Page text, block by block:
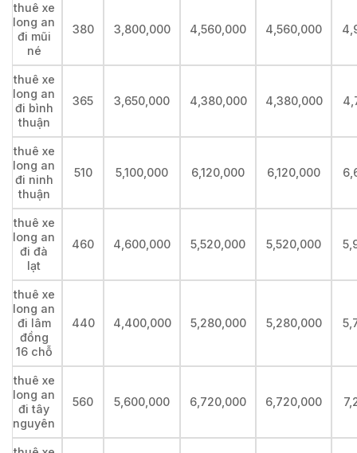
thuê xe
long an
đi mũi
né
380 3,800,000 4,560,000 4,560,000
thuê xe
long an
đi bình
thuận
365 3,650,000 4,380,000 4,380,000
thuê xe
long an
đi ninh
thuận
510 5,100,000 6,120,000 6,120,000
thuê xe
long an
đi đà
lạt
460 4,600,000 5,520,000 5,520,000
thuê xe
long an
đi lâm
đồng
16 chỗ
440 4,400,000 5,280,000 5,280,000
thuê xe
long an
đi tây
nguyên
560 5,600,000 6,720,000 6,720,000